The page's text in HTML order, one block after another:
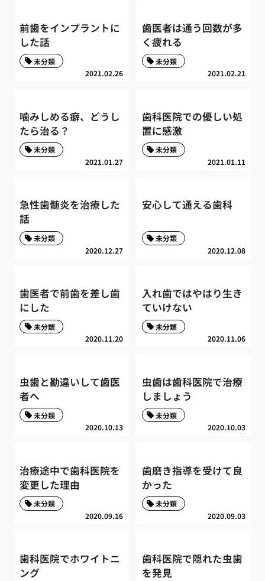
前歯をインプラントに
した話
2021.02.26
未分類
歯医者は通う回数が多
く疲れる
2021.02.21
未分類
噛みしめる癖、どうし
たら治る？
2021.01.27
未分類
歯科医院での優しい処
置に感激
2021.01.11
未分類
急性歯髄炎を治療した
話
2020.12.27
未分類
安心して通える歯科
2020.12.08
未分類
歯医者で前歯を差し歯
にした
2020.11.20
未分類
入れ歯ではやはり生き
ていけない
2020.11.06
未分類
虫歯と勘違いして歯医
者へ
2020.10.13
未分類
虫歯は歯科医院で治療
しましょう
2020.10.03
未分類
治療途中で歯科医院を
変更した理由
2020.09.16
未分類
歯磨き指導を受けて良
かった
2020.09.03
未分類
歯科医院でホワイトニ
ング
歯科医院で隠れた虫歯
を発見